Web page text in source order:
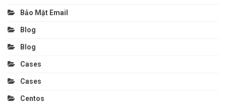
Bảo Mật Email
Blog
Blog
Cases
Cases
Centos